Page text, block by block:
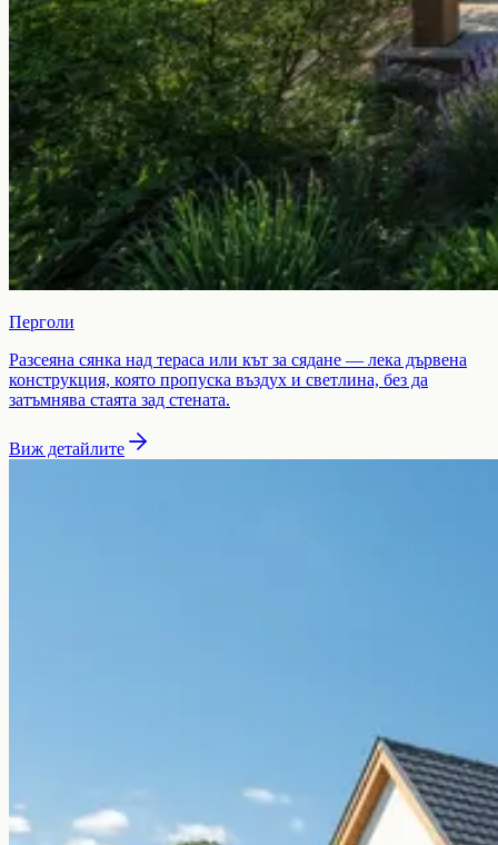
Перголи
Разсеяна сянка над тераса или кът за сядане — лека дървена
конструкция, която пропуска въздух и светлина, без да
затъмнява стаята зад стената.
Виж детайлите